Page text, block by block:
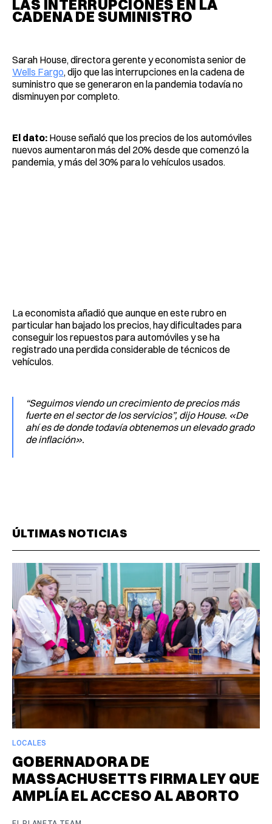
LAS INTERRUPCIONES EN LA
CADENA DE SUMINISTRO
Sarah House, directora gerente y economista senior de
Wells Fargo, dijo que las interrupciones en la cadena de
suministro que se generaron en la pandemia todavía no
disminuyen por completo.
El dato: House señaló que los precios de los automóviles
nuevos aumentaron más del 20% desde que comenzó la
pandemia, y más del 30% para lo vehículos usados.
La economista añadió que aunque en este rubro en
particular han bajado los precios, hay dificultades para
conseguir los repuestos para automóviles y se ha
registrado una perdida considerable de técnicos de
vehículos.
“Seguimos viendo un crecimiento de precios más
fuerte en el sector de los servicios”, dijo House. «De
ahí es de donde todavía obtenemos un elevado grado
de inflación».
ÚLTIMAS NOTICIAS
LOCALES
GOBERNADORA DE
MASSACHUSETTS FIRMA LEY QUE
AMPLÍA EL ACCESO AL ABORTO